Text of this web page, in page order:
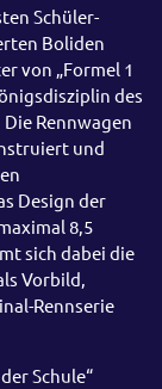
Schüler-
Boliden
von „Formel 1
des
Rennwagen
und
Design der
8,5
sich dabei die
Vorbild,
Rennserie
Schule“